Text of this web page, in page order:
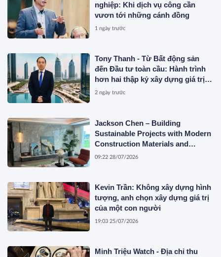
nghiệp: Khi dịch vụ công cần
vươn tới những cánh đồng
1 ngày trước
Tony Thanh - Từ Bất động sản
đến Đầu tư toàn cầu: Hành trình
hơn hai thập kỷ xây dựng giá trị
của một doanh nhân Việt tại Úc
2 ngày trước
Jackson Chen – Building
Sustainable Projects with Modern
Construction Materials and
Innovative Container Solutions
09:22 28/07/2026
Kevin Trần: Không xây dựng hình
tượng, anh chọn xây dựng giá trị
của một con người
19:03 25/07/2026
Minh Triệu Watch - Địa chỉ thu